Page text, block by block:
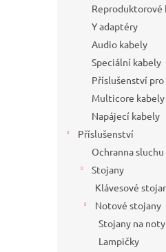
Reproduktorové
Y adaptéry
Audio kabely
Speciální kabely
Příslušenství
Multicore kabely
Napájecí kabely
Příslušenství
Ochranna sluchu
Stojany
Klávesové
Notové stojany
Stojany na noty
Lampičky